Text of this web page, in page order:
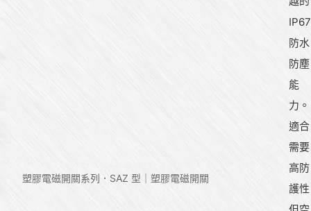
塑膠電磁開關系列 SAZ 型｜塑膠電磁開關
IP67
防水
防塵
能
力。
適合
需要
高防
護性